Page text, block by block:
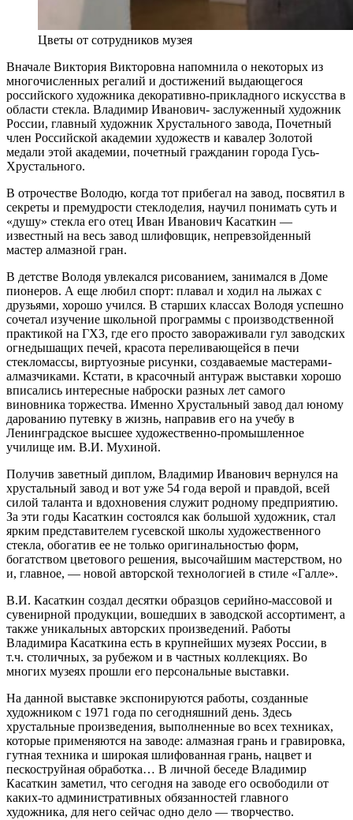
Цветы от сотрудников музея
Вначале Виктория Викторовна напомнила о некоторых из
многочисленных регалий и достижений выдающегося
российского художника декоративно-прикладного искусства в
области стекла. Владимир Иванович- заслуженный художник
России, главный художник Хрустального завода, Почетный
член Российской академии художеств и кавалер Золотой
медали этой академии, почетный гражданин города Гусь-
Хрустального.
В отрочестве Володю, когда тот прибегал на завод, посвятил в
секреты и премудрости стеклоделия, научил понимать суть и
«душу» стекла его отец Иван Иванович Касаткин —
известный на весь завод шлифовщик, непревзойденный
мастер алмазной гран.
В детстве Володя увлекался рисованием, занимался в Доме
пионеров. А еще любил спорт: плавал и ходил на лыжах с
друзьями, хорошо учился. В старших классах Володя успешно
сочетал изучение школьной программы с производственной
практикой на ГХЗ, где его просто завораживали гул заводских
огнедышащих печей, красота переливающейся в печи
стекломассы, виртуозные рисунки, создаваемые мастерами-
алмазчиками. Кстати, в красочный антураж выставки хорошо
вписались интересные наброски разных лет самого
виновника торжества. Именно Хрустальный завод дал юному
дарованию путевку в жизнь, направив его на учебу в
Ленинградское высшее художественно-промышленное
училище им. В.И. Мухиной.
Получив заветный диплом, Владимир Иванович вернулся на
хрустальный завод и вот уже 54 года верой и правдой, всей
силой таланта и вдохновения служит родному предприятию.
За эти годы Касаткин состоялся как большой художник, стал
ярким представителем гусевской школы художественного
стекла, обогатив ее не только оригинальностью форм,
богатством цветового решения, высочайшим мастерством, но
и, главное, — новой авторской технологией в стиле «Галле».
В.И. Касаткин создал десятки образцов серийно-массовой и
сувенирной продукции, вошедших в заводской ассортимент, а
также уникальных авторских произведений. Работы
Владимира Касаткина есть в крупнейших музеях России, в
т.ч. столичных, за рубежом и в частных коллекциях. Во
многих музеях прошли его персональные выставки.
На данной выставке экспонируются работы, созданные
художником с 1971 года по сегодняшний день. Здесь
хрустальные произведения, выполненные во всех техниках,
которые применяются на заводе: алмазная грань и гравировка,
гутная техника и широкая шлифованная грань, нацвет и
пескоструйная обработка… В личной беседе Владимир
Касаткин заметил, что сегодня на заводе его освободили от
каких-то административных обязанностей главного
художника, для него сейчас одно дело — творчество.